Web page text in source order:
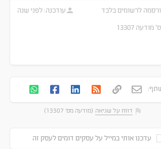
לרשומים בלבד עודכנה:לפני שנה
מודעה
דווח על שגיאה (מודעה מס' 13307)
עדכנו אותי במייל על עסקים דומים לעסק זה